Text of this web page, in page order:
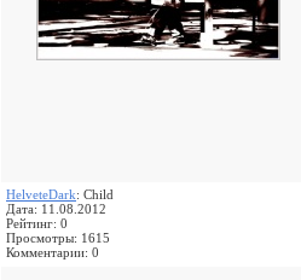
HelveteDark: Child
Дата: 11.08.2012
Рейтинг: 0
Просмотры: 1615
Комментарии: 0